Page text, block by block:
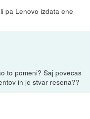
pa Lenovo izdata ene
to pomeni? Saj povecas
in je stvar resena??